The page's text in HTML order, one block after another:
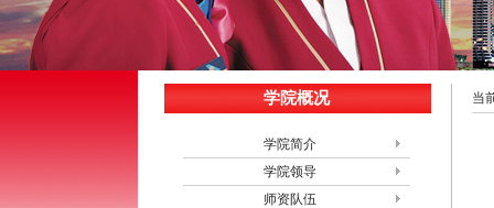
学院概况
学院简介
学院领导
师资队伍
当